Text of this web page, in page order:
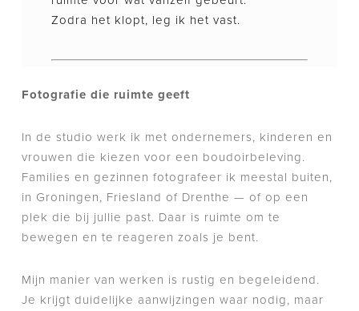
Zodra het klopt, leg ik het vast.
Fotografie die ruimte geeft
In de studio werk ik met ondernemers, kinderen en
vrouwen die kiezen voor een boudoirbeleving.
Families en gezinnen fotografeer ik meestal buiten,
in Groningen, Friesland of Drenthe — of op een
plek die bij jullie past. Daar is ruimte om te
bewegen en te reageren zoals je bent.
Mijn manier van werken is rustig en begeleidend.
Je krijgt duidelijke aanwijzingen waar nodig, maar